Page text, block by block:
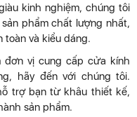
kinh nghiệm, chúng tôi
phẩm chất lượng nhất,
toàn và kiểu dáng.
đơn vị cung cấp cửa kính
hãy đến với chúng tôi.
trợ bạn từ khâu thiết kế,
sản phẩm.